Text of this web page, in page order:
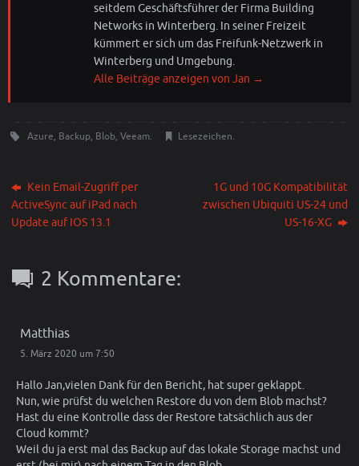
seitdem Geschäftsführer der Firma Building
Networks in Winterberg. In seiner Freizeit
kümmert er sich um das Freifunk-Netzwerk in
Winterberg und Umgebung.
Alle Beiträge anzeigen von Jan →
Azure, Backup, Blob, Veeam. Lesezeichen.
Kein Email-Zugriff per
ActiveSync auf iPad nach
Update auf IOS 13.1
1G und 10G Kompatibilität
zwischen Ubiquiti US-24 und
US-16-XG
2 Kommentare:
Matthias
5. März 2020 um 7:50
Hallo Jan,vielen Dank für den Bericht, hat super geklappt.
Nun, wie prüfst du welchen Restore du von dem Blob machst?
Hast du eine Kontrolle dass der Restore tatsächlich aus der
Cloud kommt?
Weil du ja erst mal das Backup auf das lokale Storage machst und